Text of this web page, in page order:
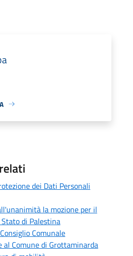
dei Dati Personali
la mozione per il
di Palestina
Comunale
al Comune di Grottaminarda